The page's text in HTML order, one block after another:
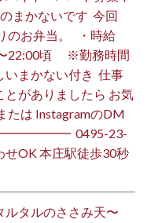
まかないです ⁡ 今回
のお弁当。 ⁡ ⁡ ・時給
〜22:00頃 ※勤務時間
まかない付き ⁡ 仕事
とがありましたら お気
たは InstagramのDM
️0495-23-
OK 本庄駅徒歩30秒
ルタルのささみ天〜